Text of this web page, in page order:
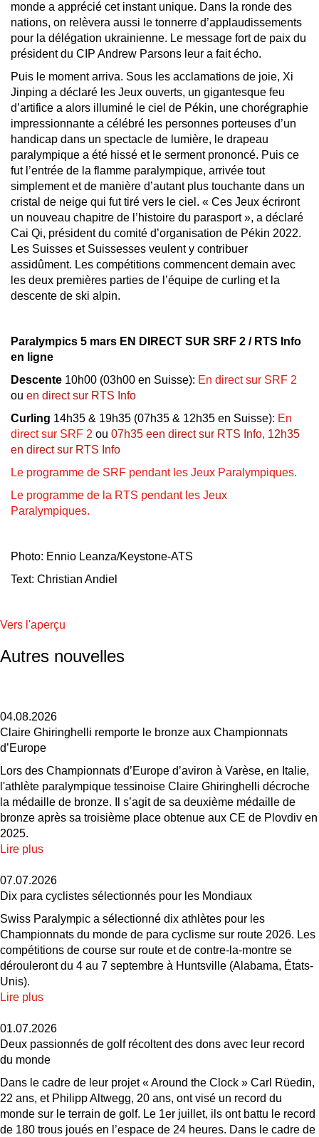
monde a apprécié cet instant unique. Dans la ronde des
nations, on relèvera aussi le tonnerre d’applaudissements
pour la délégation ukrainienne. Le message fort de paix du
président du CIP Andrew Parsons leur a fait écho.
Puis le moment arriva. Sous les acclamations de joie, Xi
Jinping a déclaré les Jeux ouverts, un gigantesque feu
d’artifice a alors illuminé le ciel de Pékin, une chorégraphie
impressionnante a célébré les personnes porteuses d’un
handicap dans un spectacle de lumière, le drapeau
paralympique a été hissé et le serment prononcé. Puis ce
fut l’entrée de la flamme paralympique, arrivée tout
simplement et de manière d’autant plus touchante dans un
cristal de neige qui fut tiré vers le ciel. « Ces Jeux écriront
un nouveau chapitre de l’histoire du parasport », a déclaré
Cai Qi, président du comité d’organisation de Pékin 2022.
Les Suisses et Suissesses veulent y contribuer
assidûment. Les compétitions commencent demain avec
les deux premières parties de l’équipe de curling et la
descente de ski alpin.
Paralympics 5 mars EN DIRECT SUR SRF 2 / RTS Info
en ligne
Descente 10h00 (03h00 en Suisse): En direct sur SRF 2
ou en direct sur RTS Info
Curling 14h35 & 19h35 (07h35 & 12h35 en Suisse): En
direct sur SRF 2 ou 07h35 een direct sur RTS Info, 12h35
en direct sur RTS Info
Le programme de SRF pendant les Jeux Paralympiques.
Le programme de la RTS pendant les Jeux
Paralympiques.
Photo: Ennio Leanza/Keystone-ATS
Text: Christian Andiel
Vers l'aperçu
Autres nouvelles
04.08.2026
Claire Ghiringhelli remporte le bronze aux Championnats
d’Europe
Lors des Championnats d’Europe d’aviron à Varèse, en Italie,
l'athlète paralympique tessinoise Claire Ghiringhelli décroche
la médaille de bronze. Il s’agit de sa deuxième médaille de
bronze après sa troisième place obtenue aux CE de Plovdiv en
2025.
Lire plus
07.07.2026
Dix para cyclistes sélectionnés pour les Mondiaux
Swiss Paralympic a sélectionné dix athlètes pour les
Championnats du monde de para cyclisme sur route 2026. Les
compétitions de course sur route et de contre-la-montre se
dérouleront du 4 au 7 septembre à Huntsville (Alabama, États-
Unis).
Lire plus
01.07.2026
Deux passionnés de golf récoltent des dons avec leur record
du monde
Dans le cadre de leur projet « Around the Clock » Carl Rüedin,
22 ans, et Philipp Altwegg, 20 ans, ont visé un record du
monde sur le terrain de golf. Le 1er juillet, ils ont battu le record
de 180 trous joués en l’espace de 24 heures. Dans le cadre de